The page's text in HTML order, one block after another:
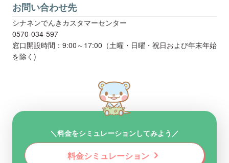
お問い合わせ先
シナネンでんきカスタマーセンター
0570-034-597
窓口開設時間：9:00～17:00（土曜・日曜・祝日および年末年始
を除く)
＼料金をシミュレーションしてみよう／
料金シミュレーション chevron_right